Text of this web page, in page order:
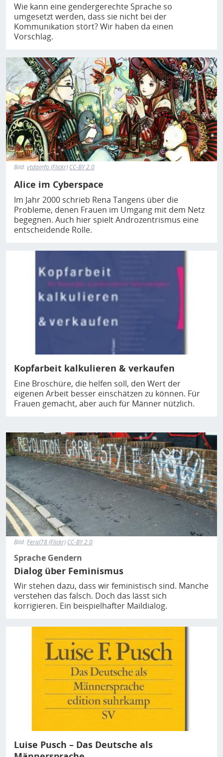
Wie kann eine gendergerechte Sprache so
umgesetzt werden, dass sie nicht bei der
Kommunikation stört? Wir haben da einen
Vorschlag.
Bild
Bild:vtdainfo (Flickr) CC-BY 2.0
Alice im Cyberspace
Im Jahr 2000 schrieb Rena Tangens über die
Probleme, denen Frauen im Umgang mit dem Netz
begegnen. Auch hier spielt Androzentrismus eine
entscheidende Rolle.
Kopfarbeit kalkulieren & verkaufen
Eine Broschüre, die helfen soll, den Wert der
eigenen Arbeit besser einschätzen zu können. Für
Frauen gemacht, aber auch für Männer nützlich.
Bild
Bild:Feral78 (Flickr) CC-BY 2.0
Sprache Gendern
Dialog über Feminismus
Wir stehen dazu, dass wir feministisch sind. Manche
verstehen das falsch. Doch das lässt sich
korrigieren. Ein beispielhafter Maildialog.
Luise Pusch – Das Deutsche als